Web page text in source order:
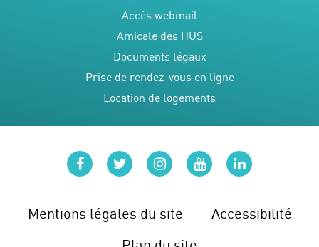
Accès webmail
Amicale des HUS
Documents légaux
Prise de rendez-vous en ligne
Location de logements
Mentions légales du site
Accessibilité
facebooktwitterinstagram
youtubelinkedin